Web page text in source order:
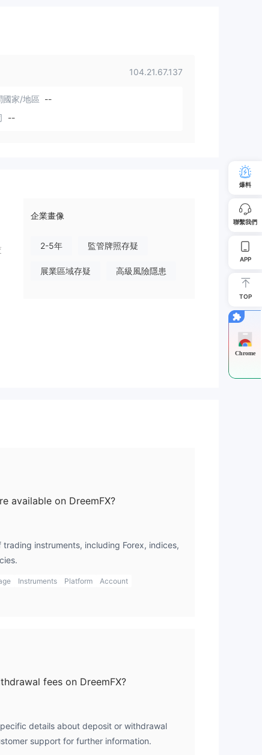
104.21.67.137
國家/地區 --
--
企業畫像
2-5年 監管牌照存疑
展業區域存疑 高級風險隱患
available on DreemFX?
instruments, including Forex, indices,
Instruments Platform Account
fees on DreemFX?
details about deposit or withdrawal
support for further information.
爆料
聯繫我們
APP
TOP
Chrome